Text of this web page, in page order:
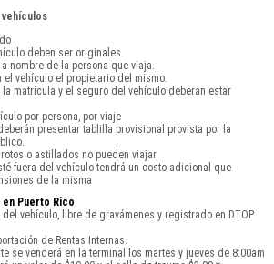
deben ser originales.
nombre de la persona que viaja.
el vehículo el propietario del mismo.
matrícula y el seguro del vehículo deberán estar
por persona, por viaje
presentar tablilla provisional provista por la
o astillados no pueden viajar.
fuera del vehículo tendrá un costo adicional que
de la misma
Puerto Rico
vehículo, libre de gravámenes y registrado en DTOP
de Rentas Internas.
se venderá en la terminal los martes y jueves de 8:00am